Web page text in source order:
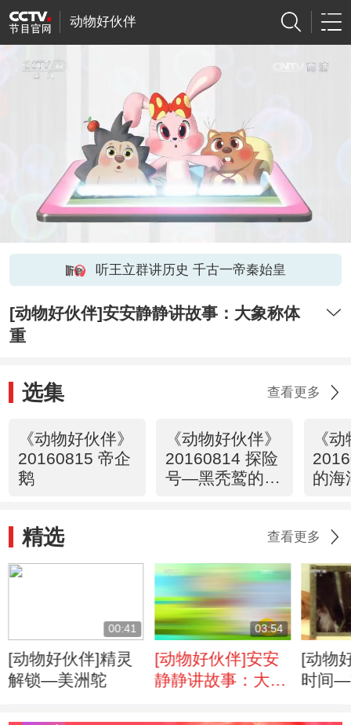
动物好伙伴
听王立群讲历史 千古一帝秦始皇
[动物好伙伴]安安静静讲故事：大象称体
重
选集 查看更多
《动物好伙伴》
20160815 帝企
鹅
《动物好伙伴》
20160814 探险
号—黑秃鹫的翅
《
的海
精选 查看更多
00:41
[动物好伙伴]精灵
解锁—美洲鸵
03:54
[动物好伙伴]安安
静静讲故事：大象
[动物
时间—